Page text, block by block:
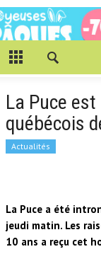
La Puce
québécois
Actualités
La Puce a été
jeudi matin. Les
10 ans a reçu cet